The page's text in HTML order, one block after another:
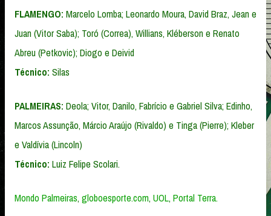
FLAMENGO: Marcelo Lomba; Leonardo Moura, David Braz, Jean e
Juan (Vitor Saba); Toró (Correa), Willians, Kléberson e Renato
Abreu (Petkovic); Diogo e Deivid
Técnico: Silas
PALMEIRAS: Deola; Vitor, Danilo, Fabrício e Gabriel Silva; Edinho,
Marcos Assunção, Márcio Araújo (Rivaldo) e Tinga (Pierre); Kleber
e Valdívia (Lincoln)
Técnico: Luiz Felipe Scolari.
Mondo Palmeiras, globoesporte.com, UOL, Portal Terra.